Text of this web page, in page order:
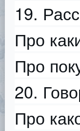
19.
Про
Про
20.
Про